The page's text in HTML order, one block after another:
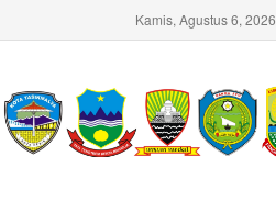
Kamis, Agustus 6, 2026